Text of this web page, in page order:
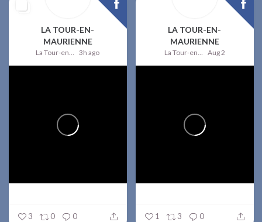
LA TOUR-EN-
MAURIENNE
La Tour-en-Maurienne 3h ago
3 0 0
LA TOUR-EN-
MAURIENNE
La Tour-en-Maurienne Aug 2
1 3 0